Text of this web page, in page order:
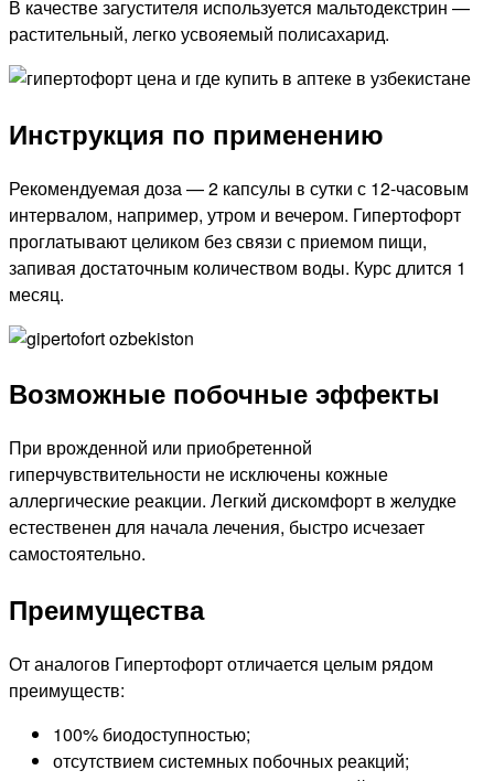
В качестве загустителя используется мальтодекстрин —
растительный, легко усвояемый полисахарид.
Инструкция по применению
Рекомендуемая доза — 2 капсулы в сутки с 12-часовым
интервалом, например, утром и вечером. Гипертофорт
проглатывают целиком без связи с приемом пищи,
запивая достаточным количеством воды. Курс длится 1
месяц.
Возможные побочные эффекты
При врожденной или приобретенной
гиперчувствительности не исключены кожные
аллергические реакции. Легкий дискомфорт в желудке
естественен для начала лечения, быстро исчезает
самостоятельно.
Преимущества
От аналогов Гипертофорт отличается целым рядом
преимуществ:
100% биодоступностью;
отсутствием системных побочных реакций;